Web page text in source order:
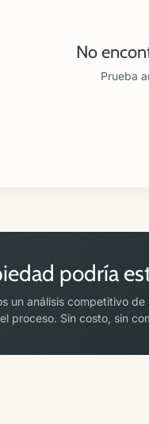
No
Prueba
podría
un análisis competitivo
proceso. Sin costo, sin